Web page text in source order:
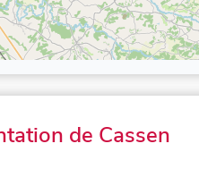
de Cassen